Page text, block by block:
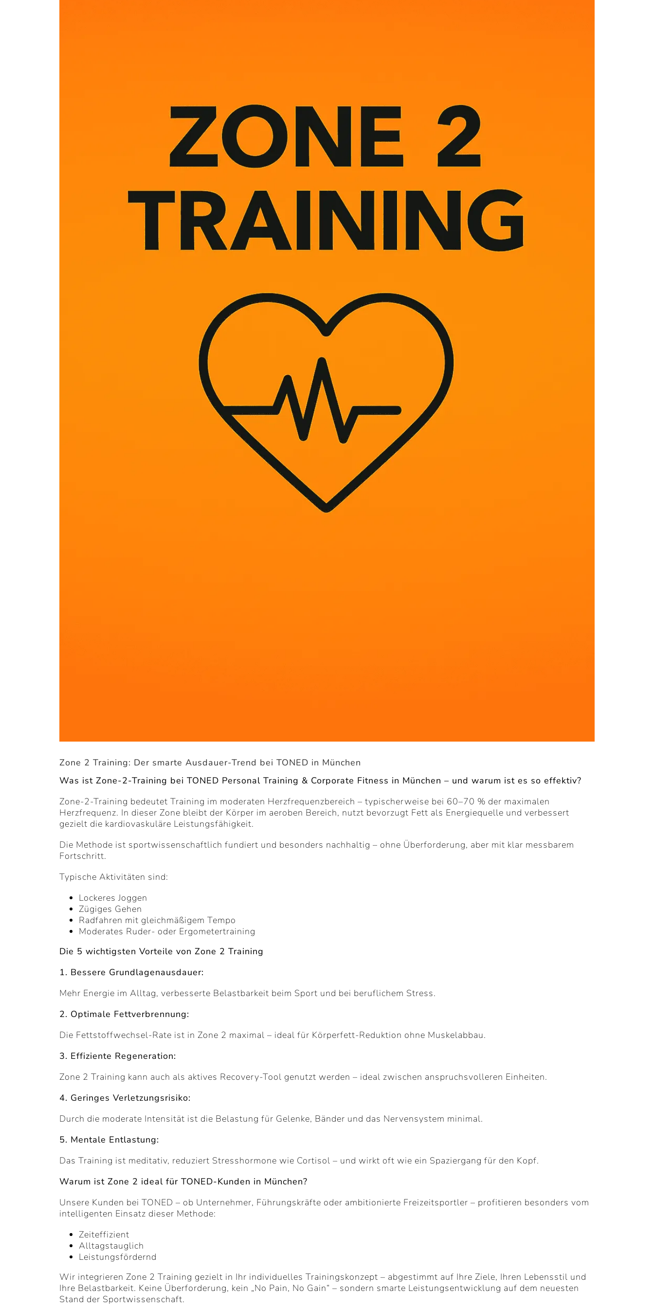
Zone 2 Training: Der smarte Ausdauer-Trend bei TONED in München
Was ist Zone-2-Training bei TONED Personal Training & Corporate Fitness in München – und warum ist es so effektiv?
Zone-2-Training bedeutet Training im moderaten Herzfrequenzbereich – typischerweise bei 60–70 % der maximalen
Herzfrequenz. In dieser Zone bleibt der Körper im aeroben Bereich, nutzt bevorzugt Fett als Energiequelle und verbessert
gezielt die kardiovaskuläre Leistungsfähigkeit.
Die Methode ist sportwissenschaftlich fundiert und besonders nachhaltig – ohne Überforderung, aber mit klar messbarem
Fortschritt.
Typische Aktivitäten sind:
Lockeres Joggen
Zügiges Gehen
Radfahren mit gleichmäßigem Tempo
Moderates Ruder- oder Ergometertraining
Die 5 wichtigsten Vorteile von Zone 2 Training
1. Bessere Grundlagenausdauer:
Mehr Energie im Alltag, verbesserte Belastbarkeit beim Sport und bei beruflichem Stress.
2. Optimale Fettverbrennung:
Die Fettstoffwechsel-Rate ist in Zone 2 maximal – ideal für Körperfett-Reduktion ohne Muskelabbau.
3. Effiziente Regeneration:
Zone 2 Training kann auch als aktives Recovery-Tool genutzt werden – ideal zwischen anspruchsvolleren Einheiten.
4. Geringes Verletzungsrisiko:
Durch die moderate Intensität ist die Belastung für Gelenke, Bänder und das Nervensystem minimal.
5. Mentale Entlastung:
Das Training ist meditativ, reduziert Stresshormone wie Cortisol – und wirkt oft wie ein Spaziergang für den Kopf.
Warum ist Zone 2 ideal für TONED-Kunden in München?
Unsere Kunden bei TONED – ob Unternehmer, Führungskräfte oder ambitionierte Freizeitsportler – profitieren besonders vom
intelligenten Einsatz dieser Methode:
Zeiteffizient
Alltagstauglich
Leistungsfördernd
Wir integrieren Zone 2 Training gezielt in Ihr individuelles Trainingskonzept – abgestimmt auf Ihre Ziele, Ihren Lebensstil und
Ihre Belastbarkeit. Keine Überforderung, kein „No Pain, No Gain“ – sondern smarte Leistungsentwicklung auf dem neuesten
Stand der Sportwissenschaft.